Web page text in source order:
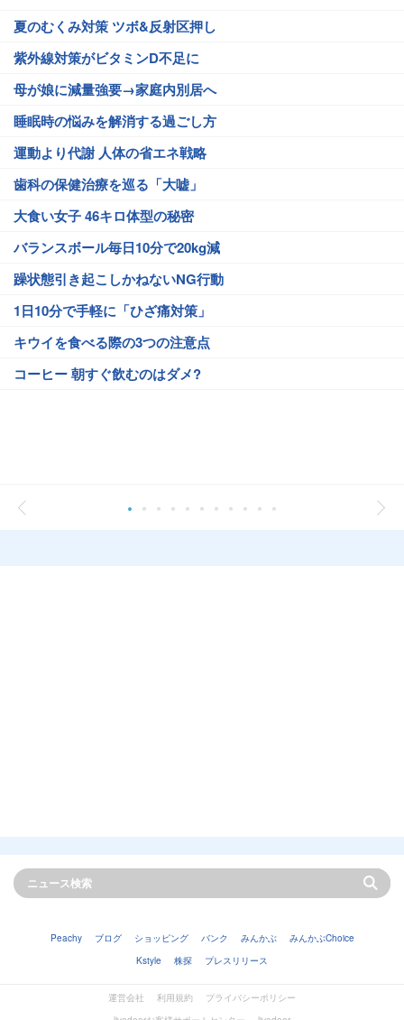
夏のむくみ対策 ツボ&反射区押し
紫外線対策がビタミンD不足に
母が娘に減量強要→家庭内別居へ
睡眠時の悩みを解消する過ごし方
運動より代謝 人体の省エネ戦略
歯科の保健治療を巡る「大嘘」
大食い女子 46キロ体型の秘密
バランスボール毎日10分で20kg減
躁状態引き起こしかねないNG行動
1日10分で手軽に「ひざ痛対策」
キウイを食べる際の3つの注意点
コーヒー 朝すぐ飲むのはダメ?
Peachy ブログ ショッピング バンク みんかぶ
みんかぶChoice
Kstyle
株探 プレスリリース
運営会社 利用規約
プライバシーポリシー